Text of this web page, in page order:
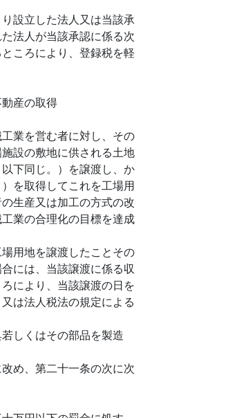
設立した法人又は当該承
法人が当該承認に係る次
ころにより、登録税を軽
産の取得
業を営む者に対し、その
設の敷地に供される土地
下同じ。）を譲渡し、か
を取得してこれを工場用
生産又は加工の方式の改
業の合理化の目標を達成
用地を譲渡したことその
には、当該譲渡に係る収
により、当該譲渡の日を
は法人税法の規定による
しくはその部品を製造
め、第二十一条の次に次